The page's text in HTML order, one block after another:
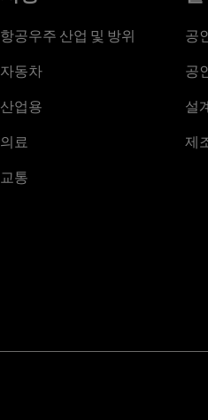
항공우주 산업 및 방위
자동차
산업용
의료
교통
공
공
설
제